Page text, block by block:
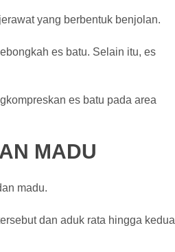
yang berbentuk benjolan.
es batu. Selain itu, es
es batu pada area
MADU
madu.
dan aduk rata hingga kedua